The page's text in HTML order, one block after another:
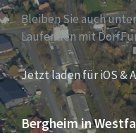
Bleiben Sie auch
Laufenden mit
Jetzt laden für iOS &
Bergheim in